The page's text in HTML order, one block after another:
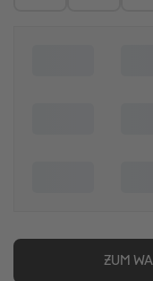
ZUM